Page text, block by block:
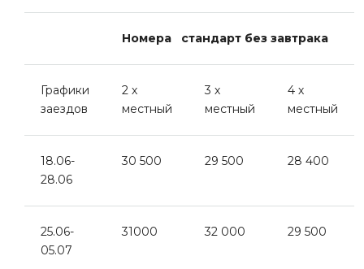
Номера стандарт без завтрака
Графики
заездов
2 х
местный
3 х
местный
4 х
местный
18.06-
28.06
30 500 29 500 28 400
25.06-
05.07
31000 32 000 29 500